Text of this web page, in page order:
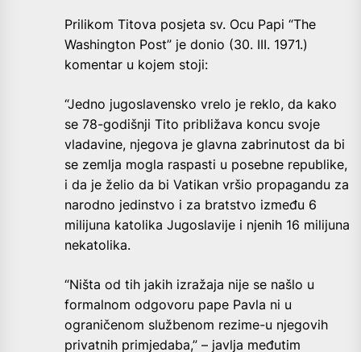
Prilikom Titova posjeta sv. Ocu Papi “The
Washington Post” je donio (30. III. 1971.)
komentar u kojem stoji:
“Jedno jugoslavensko vrelo je reklo, da kako
se 78-godišnji Tito približava koncu svoje
vladavine, njegova je glavna zabrinutost da bi
se zemlja mogla raspasti u posebne republike,
i da je želio da bi Vatikan vršio propagandu za
narodno jedinstvo i za bratstvo između 6
milijuna katolika Jugoslavije i njenih 16 milijuna
nekatolika.
“Ništa od tih jakih izražaja nije se našlo u
formalnom odgovoru pape Pavla ni u
ograničenom službenom rezime-u njegovih
privatnih primjedaba,” – javlja međutim